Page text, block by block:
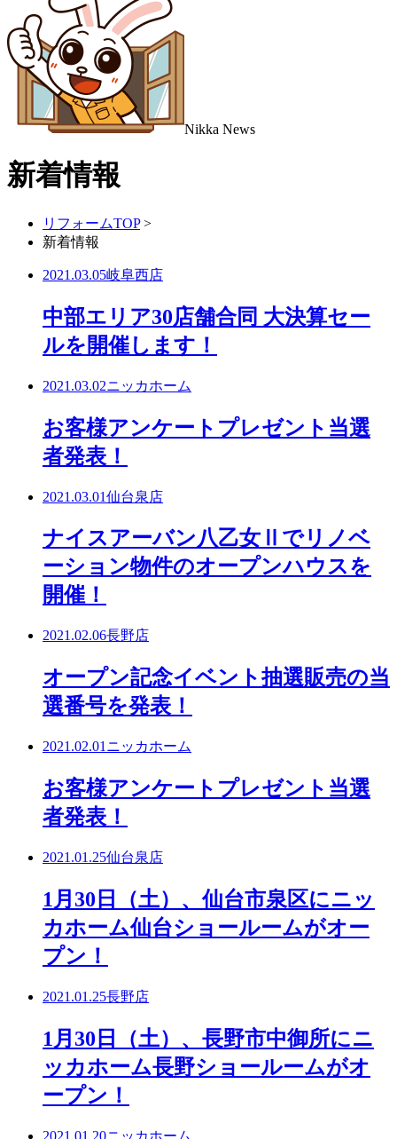
Nikka News
新着情報
リフォームTOP>
新着情報
2021.03.05岐阜西店
中部エリア30店舗合同 大決算セー
ルを開催します！
2021.03.02ニッカホーム
お客様アンケートプレゼント当選
者発表！
2021.03.01仙台泉店
ナイスアーバン八乙女Ⅱでリノベ
ーション物件のオープンハウスを
開催！
2021.02.06長野店
オープン記念イベント抽選販売の当
選番号を発表！
2021.02.01 ニッカホーム
お客様アンケートプレゼント当選
者発表！
2021.01.25仙台泉店
1月30日（土）、仙台市泉区にニッ
カホーム仙台ショールームがオー
プン！
2021.01.25長野店
1月30日（土）、長野市中御所にニ
ッカホーム長野ショールームがオ
ープン！
2021.01.20ニッカホーム